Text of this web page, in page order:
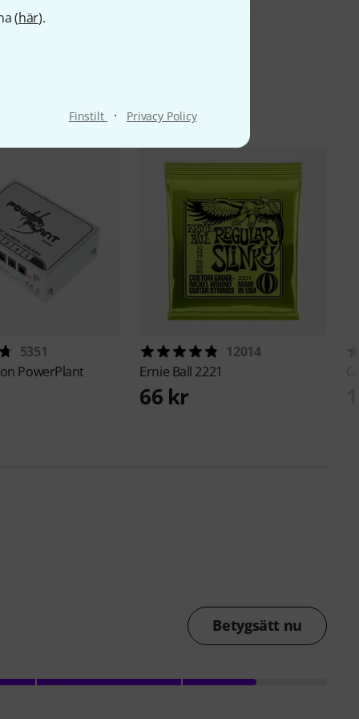
(här).
Finstilt · Privacy Policy
5351
PowerPlant
12014
Ernie Ball 2221
66 kr
Betygsätt nu